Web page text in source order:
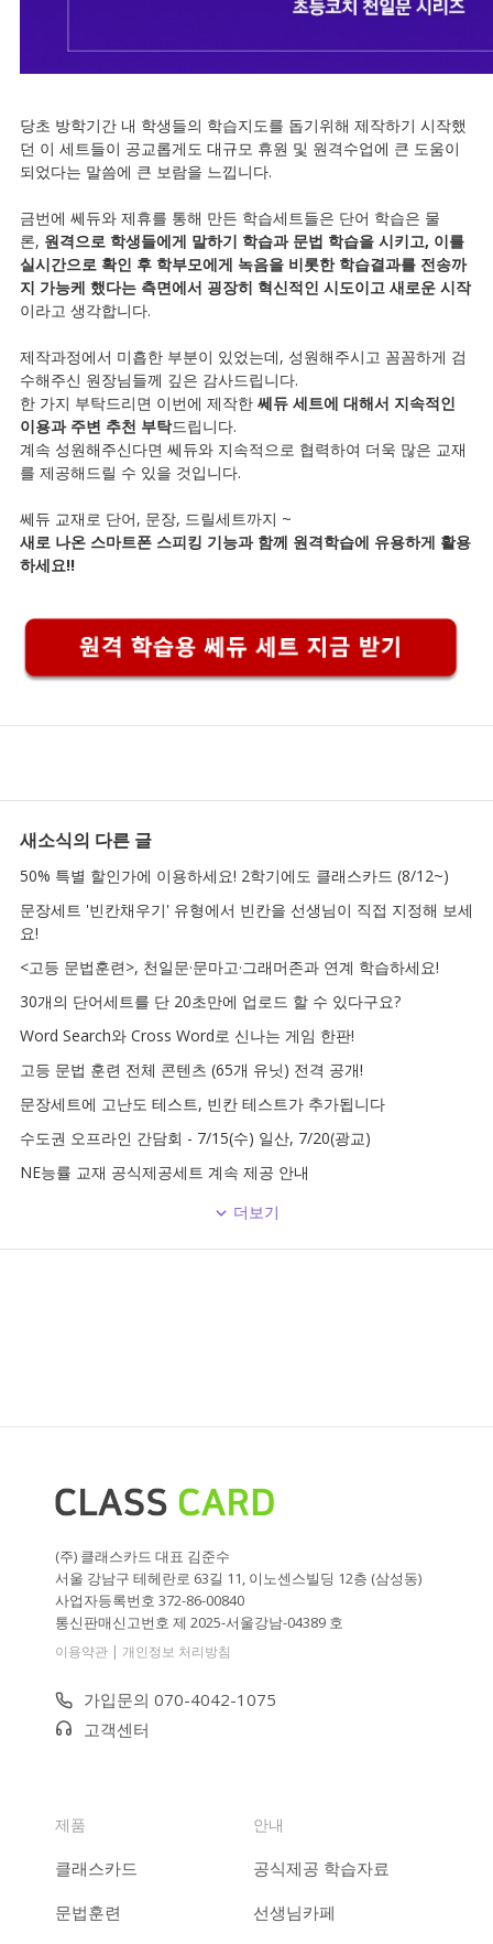
당초 방학기간 내 학생들의 학습지도를 돕기위해 제작하기 시작했
던 이 세트들이 공교롭게도 대규모 휴원 및 원격수업에 큰 도움이
되었다는 말씀에 큰 보람을 느낍니다.
금번에 쎄듀와 제휴를 통해 만든 학습세트들은 단어 학습은 물
론, 원격으로 학생들에게 말하기 학습과 문법 학습을 시키고, 이를
실시간으로 확인 후 학부모에게 녹음을 비롯한 학습결과를 전송까
지 가능케 했다는 측면에서 굉장히 혁신적인 시도이고 새로운 시작
이라고 생각합니다.
제작과정에서 미흡한 부분이 있었는데, 성원해주시고 꼼꼼하게 검
수해주신 원장님들께 깊은 감사드립니다.
한 가지 부탁드리면 이번에 제작한 쎄듀 세트에 대해서 지속적인
이용과 주변 추천 부탁드립니다.
계속 성원해주신다면 쎄듀와 지속적으로 협력하여 더욱 많은 교재
를 제공해드릴 수 있을 것입니다.
쎄듀 교재로 단어, 문장, 드릴세트까지 ~
새로 나온 스마트폰 스피킹 기능과 함께 원격학습에 유용하게 활용
하세요!!
새소식의 다른 글
50% 특별 할인가에 이용하세요! 2학기에도 클래스카드 (8/12~)
문장세트 '빈칸채우기' 유형에서 빈칸을 선생님이 직접 지정해 보세
요!
<고등 문법훈련>, 천일문·문마고·그래머존과 연계 학습하세요!
30개의 단어세트를 단 20초만에 업로드 할 수 있다구요?
Word Search와 Cross Word로 신나는 게임 한판!
고등 문법 훈련 전체 콘텐츠 (65개 유닛) 전격 공개!
문장세트에 고난도 테스트, 빈칸 테스트가 추가됩니다
수도권 오프라인 간담회 - 7/15(수) 일산, 7/20(광교)
NE능률 교재 공식제공세트 계속 제공 안내
더보기
(주) 클래스카드 대표 김준수
서울 강남구 테헤란로 63길 11, 이노센스빌딩 12층 (삼성동)
사업자등록번호 372-86-00840
통신판매신고번호 제 2025-서울강남-04389 호
이용약관 | 개인정보 처리방침
가입문의 070-4042-1075
고객센터
제품
클래스카드
문법훈련
안내
공식제공 학습자료
선생님카페